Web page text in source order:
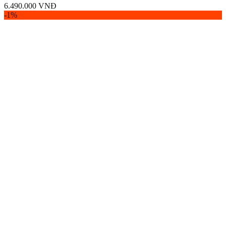
6.490.000 VNĐ
-1%